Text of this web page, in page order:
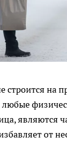
строится на
являются
от